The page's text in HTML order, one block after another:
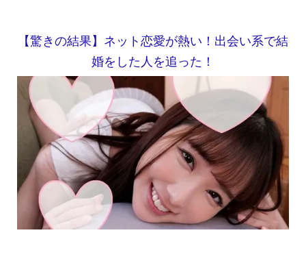
【驚きの結果】ネット恋愛が熱い！出会い系で結
婚をした人を追った！